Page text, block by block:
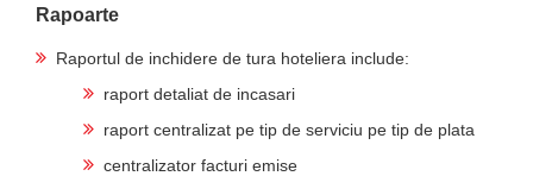
Rapoarte
Raportul de inchidere de tura hoteliera include:
raport detaliat de incasari
raport centralizat pe tip de serviciu pe tip de plata
centralizator facturi emise